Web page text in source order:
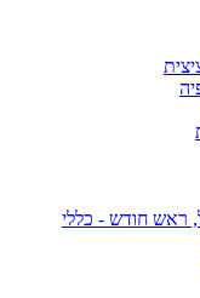
ראש חודש - כללי